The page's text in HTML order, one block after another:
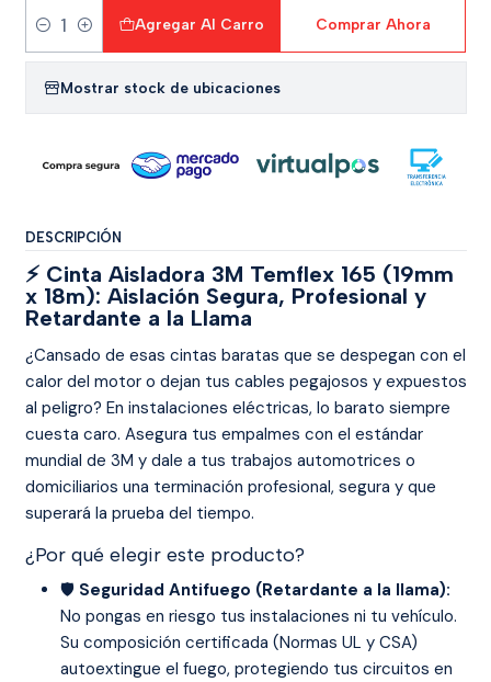
Cantidad
Agregar Al Carro Comprar Ahora
Mostrar stock de ubicaciones
DESCRIPCIÓN
⚡ Cinta Aisladora 3M Temflex 165 (19mm
x 18m): Aislación Segura, Profesional y
Retardante a la Llama
¿Cansado de esas cintas baratas que se despegan con el
calor del motor o dejan tus cables pegajosos y expuestos
al peligro? En instalaciones eléctricas, lo barato siempre
cuesta caro. Asegura tus empalmes con el estándar
mundial de 3M y dale a tus trabajos automotrices o
domiciliarios una terminación profesional, segura y que
superará la prueba del tiempo.
¿Por qué elegir este producto?
🛡️ Seguridad Antifuego (Retardante a la llama):
No pongas en riesgo tus instalaciones ni tu vehículo.
Su composición certificada (Normas UL y CSA)
autoextingue el fuego, protegiendo tus circuitos en